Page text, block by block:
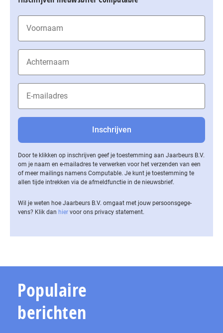
Door te klikken op inschrijven geef je toestemming aan Jaarbeurs B.V.
om je naam en e-mailadres te verwerken voor het verzenden van een
of meer mailings namens Computable. Je kunt je toestemming te
allen tijde intrekken via de af­meld­func­tie in de nieuwsbrief.
Wil je weten hoe Jaarbeurs B.V. omgaat met jouw per­soons­ge­ge­
vens? Klik dan hier voor ons privacy statement.
Populaire
berichten